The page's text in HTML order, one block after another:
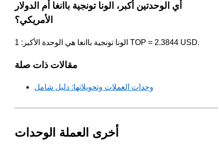
أي الوحدتين أكبر، الونا تونجية باانغا أم الدولار
الأمريكي؟
الونا تونجية باانغا هي الوحدة الأكبر: 1 TOP = 2.3844 USD.
مقالات ذات صلة
وحدات العملات وتحويلاتها: دليل شامل
أخرى العملة الوحدات